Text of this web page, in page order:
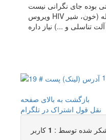
ویروس HIV فی البداهه بوجود نمیاد به عامل منتقله (خون، شیر
بازگشت به بالای صفحه
نقل قول اشتراک در تلگرام
شده توسط : 1 کاربر